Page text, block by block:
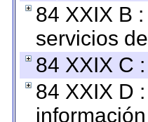
84 XXIX B
servicios
84 XXIX C
84 XXIX D